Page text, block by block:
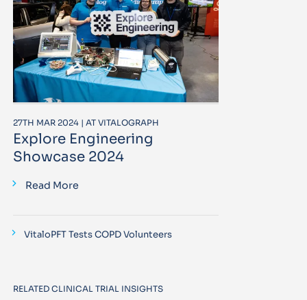
27TH MAR 2024 | AT VITALOGRAPH
Explore Engineering
Showcase 2024
Read More
VitaloPFT Tests COPD Volunteers
RELATED CLINICAL TRIAL INSIGHTS